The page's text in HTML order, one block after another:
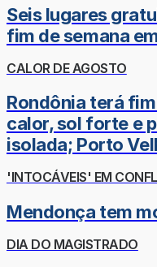
Seis lugares
fim de semana
CALOR DE AGOSTO
Rondônia terá
calor, sol forte e
isolada; Porto
'INTOCÁVEIS' EM
Mendonça tem
DIA DO MAGISTRADO